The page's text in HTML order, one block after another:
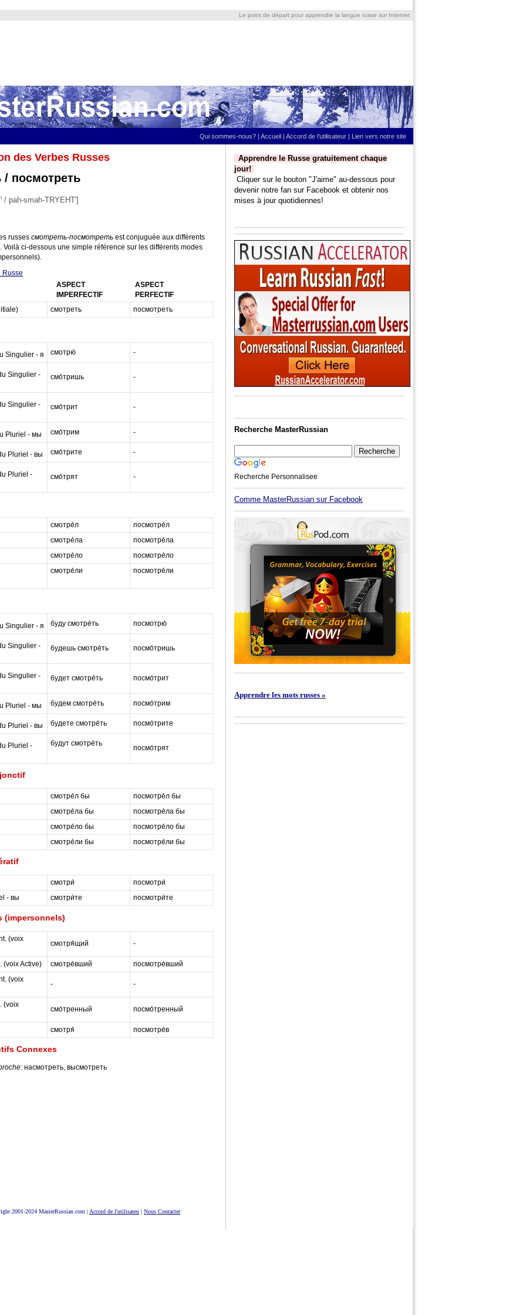
Le point de départ pour apprendre la langue russe sur Internet
Qui sommes-nous? | Accueil | Accord de l'utilisateur | Lien vers notre site
des Verbes Russes
/ посмотреть
/ pah-smah-TRYEHT']
russes смотреть-посмотреть est conjuguée aux différents
Voilà ci-dessous une simple référence sur les différents modes
Russe
ASPECT
IMPERFECTIF
ASPECT
PERFECTIF
смотреть посмотреть
Singulier - я смотрю́ -
Singulier -
смо́тришь -
Singulier -
смо́трит -
Pluriel - мы смо́трим -
Pluriel - вы смо́трите -
Pluriel -
смо́трят -
смотре́л
посмотре́л
смотре́ла
посмотре́ла
смотре́ло
посмотре́ло
смотре́ли посмотре́ли
Singulier - я буду смотре́ть посмотрю́m
Singulier -
будешь смотре́ть посмо́тришьa
Singulier -
будет смотре́ть посмо́тритs
Pluriel - мы будем смотре́ть посмо́тримt
Pluriel - вы будете смотре́ть посмо́трите
Pluriel -
будут смотре́ть
посмо́трятr
смотре́л бы
посмотре́л бы
смотре́ла бы
посмотре́ла бы
смотре́ло бы
посмотре́ло бы
смотре́ли бы посмотре́ли бы
смотри́
посмотри́
- вы
смотри́те посмотри́те
(impersonnels)
(voix
смотря́щий -
(voix Active) смотре́вший
посмотре́вший
(voix
- -
(voix
смо́тренный посмо́тренный
смотря́ посмотре́в
Connexes
насмотреть, высмотреть
2001-2024 MasterRussian.com | Accord de l'utilisateu | Nous Contacter
Apprendre le Russe gratuitement chaque
jour!
Cliquer sur le bouton "J'aime" au-dessous pour
devenir notre fan sur Facebook et obtenir nos
mises à jour quotidiennes!
Recherche MasterRussian
Recherche Personnalisee
Comme MasterRussian sur Facebook
Apprendre les mots russes »